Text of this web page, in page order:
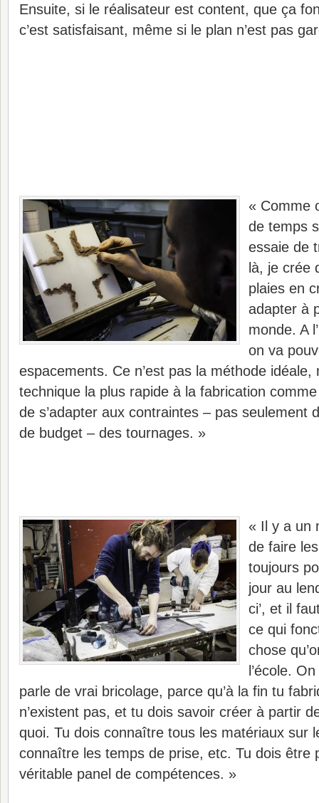
Ensuite, si le réalisateur est content, que ça
c’est satisfaisant, même si le plan n’est pas
« Comme
de temps
essaie de
là, je crée
plaies en
adapter à
monde. A
on va
espacements. Ce n’est pas la méthode idéale,
technique la plus rapide à la fabrication
de s’adapter aux contraintes – pas seulement
de budget – des tournages. »
« Il y a un
de faire
toujours
jour au
ci’, et il
ce qui
chose
l’école.
parle de vrai bricolage, parce qu’à la fin tu
n’existent pas, et tu dois savoir créer à partir
quoi. Tu dois connaître tous les matériaux sur
connaître les temps de prise, etc. Tu dois être
véritable panel de compétences. »